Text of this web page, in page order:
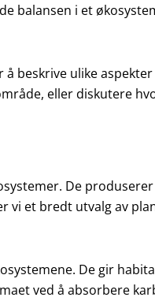
balansen i et
beskrive ulike
eller diskutere
De
vi et bredt utvalg av
De gir
ved å absorbere